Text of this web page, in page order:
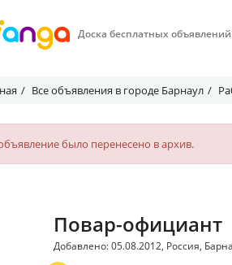
Доска бесплатных объявлений
Все объявления в городе Барнаул
было перенесено в архив.
Повар-официант
Добавлено: 05.08.2012, Россия,